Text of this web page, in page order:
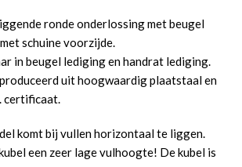
ronde onderlossing met beugel
schuine voorzijde.
in beugel lediging en handrat lediging.
uit hoogwaardig plaatstaal en
certificaat.
komt bij vullen horizontaal te liggen.
een zeer lage vulhoogte! De kubel is